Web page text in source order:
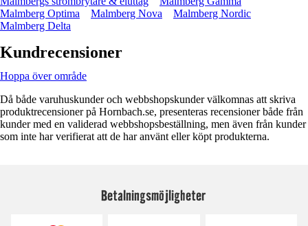
Malmberg Optima
Malmberg Nova
Malmberg Nordic
Malmberg Delta
Kundrecensioner
Hoppa över område
Då både varuhuskunder och webbshopskunder välkomnas att skriva
produktrecensioner på Hornbach.se, presenteras recensioner både från
kunder med en validerad webbshopsbeställning, men även från kunder
som inte har verifierat att de har använt eller köpt produkterna.
Betalningsmöjligheter